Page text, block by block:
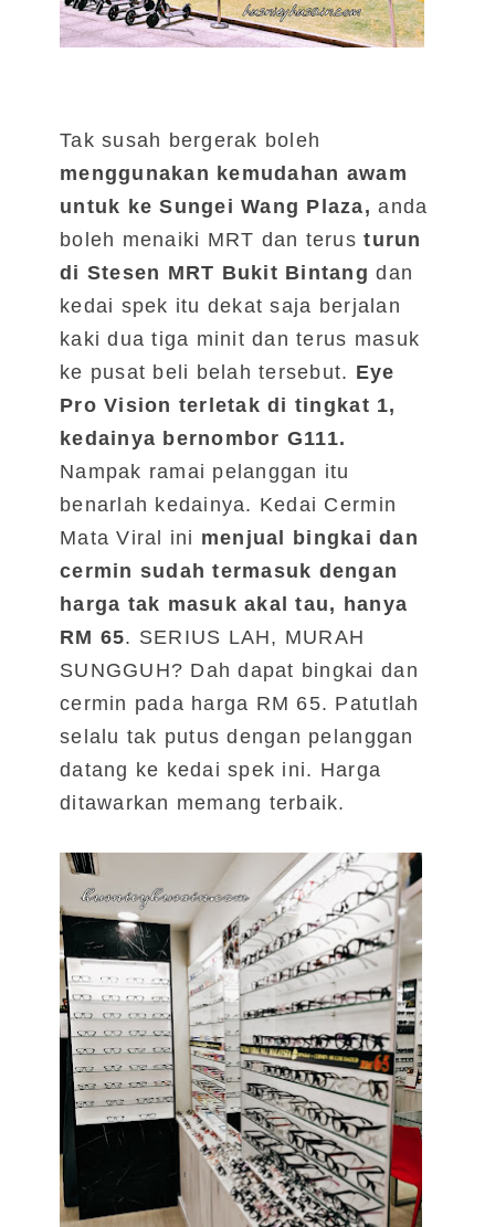
Tak susah bergerak boleh
menggunakan kemudahan awam
untuk ke Sungei Wang Plaza,anda
boleh menaiki MRT dan terusturun
di Stesen MRT Bukit Bintangdan
kedai spek itu dekat saja berjalan
kaki dua tiga minit dan terus masuk
ke pusat beli belah tersebut. Eye
Pro Vision terletak di tingkat 1,
kedainya bernombor G111.
Nampak ramai pelanggan itu
benarlah kedainya. Kedai Cermin
Mata Viral ini menjual bingkai dan
cermin sudah termasuk dengan
harga tak masuk akal tau, hanya
RM 65. SERIUS LAH, MURAH
SUNGGUH? Dah dapat bingkai dan
cermin pada harga RM 65. Patutlah
selalu tak putus dengan pelanggan
datang ke kedai spek ini. Harga
ditawarkan memang terbaik.